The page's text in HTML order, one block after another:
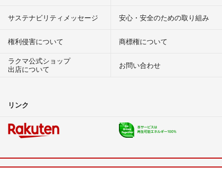
サステナビリティメッセージ 安心・安全のための取り組み
権利侵害について
商標権について
ラクマ公式ショップ
出店について
お問い合わせ
リンク